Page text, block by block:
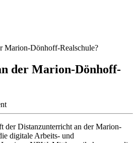
Marion-Dönhoff-Realschule?
der Marion-Dönhoff-
der Distanzunterricht an der Marion-
digitale Arbeits- und